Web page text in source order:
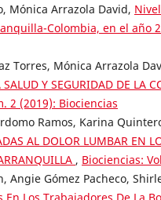
Mónica Arrazola David,
Colombia, en el año
Torres, Mónica Arrazola
Y SEGURIDAD DE LA
2 (2019): Biociencias
Ramos, Karina
AL DOLOR LUMBAR EN
, Biociencias:
Gómez Pacheco,